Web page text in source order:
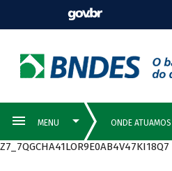
Z7_7QGCHA41LOR9E0AB4V47KI18Q7